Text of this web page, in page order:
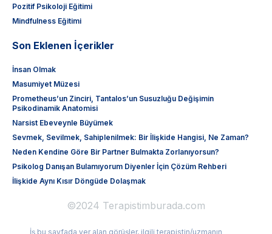
Pozitif Psikoloji Eğitimi
Mindfulness Eğitimi
Son Eklenen İçerikler
İnsan Olmak
Masumiyet Müzesi
Prometheus’un Zinciri, Tantalos’un Susuzluğu Değişimin
Psikodinamik Anatomisi
Narsist Ebeveynle Büyümek
Sevmek, Sevilmek, Sahiplenilmek: Bir İlişkide Hangisi, Ne Zaman?
Neden Kendine Göre Bir Partner Bulmakta Zorlanıyorsun?
Psikolog Danışan Bulamıyorum Diyenler İçin Çözüm Rehberi
İlişkide Aynı Kısır Döngüde Dolaşmak
©2024 Terapistimburada.com
İş bu sayfada yer alan görüşler, ilgili terapistin/uzmanın